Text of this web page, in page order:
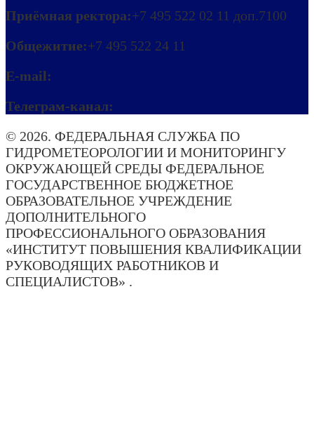
Приёмная ректора:+7 495 522 02 11 доп.7100
Общежитие:+7 495 522 24 11
E-mail:
Телеграм-канал:
© 2026. ФЕДЕРАЛЬНАЯ СЛУЖБА ПО
ГИДРОМЕТЕОРОЛОГИИ И МОНИТОРИНГУ
ОКРУЖАЮЩЕЙ СРЕДЫ ФЕДЕРАЛЬНОЕ
ГОСУДАРСТВЕННОЕ БЮДЖЕТНОЕ
ОБРАЗОВАТЕЛЬНОЕ УЧРЕЖДЕНИЕ
ДОПОЛНИТЕЛЬНОГО
ПРОФЕССИОНАЛЬНОГО ОБРАЗОВАНИЯ
«ИНСТИТУТ ПОВЫШЕНИЯ КВАЛИФИКАЦИИ
РУКОВОДЯЩИХ РАБОТНИКОВ И
СПЕЦИАЛИСТОВ» .